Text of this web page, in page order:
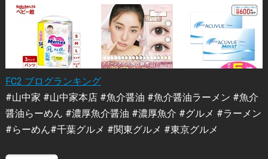
FC2 ブログランキング
#山中家 #山中家本店 #魚介醤油 #魚介醤油ラーメン #魚介
醤油らーめん #濃厚魚介醤油 #濃厚魚介 #グルメ #ラーメン
#らーめん#千葉グルメ #関東グルメ #東京グルメ